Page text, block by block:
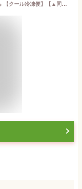
大分 お土産 【菊家 公式】 │ 半熟しょこら 【クール冷凍便】【▲同梱注意▲】【北海道沖縄送料別途】 │ チョコレートケーキ ケーキ チョコ ザッハトルテ 5号 2〜3人 送料無料 スイーツ プレゼント お礼 挨拶 異動 引っ越し お歳暮 クリスマス